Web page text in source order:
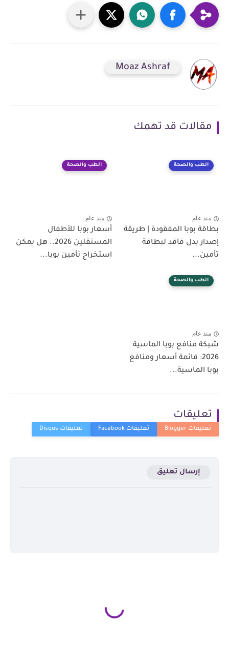
Moaz Ashraf
مقالات قد تهمك
الطب والصحة
منذ عام
بطاقة بوبا المفقودة | طريقة
إصدار بدل فاقد لبطاقة
تأمين...
الطب والصحة
منذ عام
أسعار بوبا للأطفال
المستقلين 2026.. هل يمكن
استخراج تأمين بوبا...
الطب والصحة
منذ عام
شبكة منافع بوبا الماسية
2026: قائمة أسعار ومنافع
بوبا الماسية...
تعليقات
إرسال تعليق